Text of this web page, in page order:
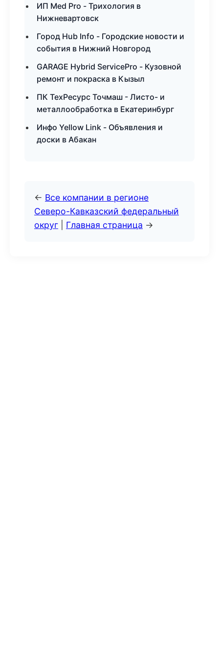
ИП Med Pro - Трихология в
Нижневартовск
Город Hub Info - Городские новости и
события в Нижний Новгород
GARAGE Hybrid ServicePro - Кузовной
ремонт и покраска в Кызыл
ПК ТехРесурс Точмаш - Листо- и
металлообработка в Екатеринбург
Инфо Yellow Link - Объявления и
доски в Абакан
← Все компании в регионе
Северо-Кавказский федеральный
округ
Главная страница →